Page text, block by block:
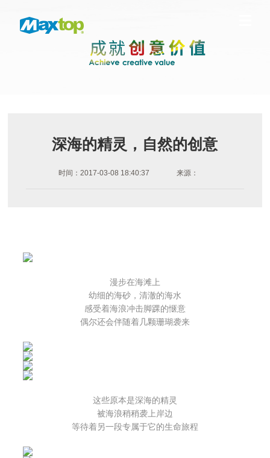
深海的精灵，自然的创意
时间：2017-03-08 18:40:37 来源：
漫步在海滩上
幼细的海砂，清澈的海水
感受着海浪冲击脚踝的惬意
偶尔还会伴随着几颗珊瑚袭来
这些原本是深海的精灵
被海浪稍稍袭上岸边
等待着另一段专属于它的生命旅程